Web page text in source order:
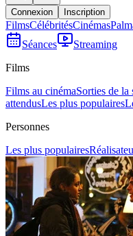
Connexion Inscription
FilmsCélébritésCinémas
Séances
Streaming
Films
Films au cinémaSorties de la
attendusLes plus populaires
Personnes
Les plus populaires